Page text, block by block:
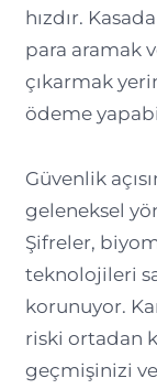
hızdır.
para aramak
çıkarmak
ödeme
Güvenlik
geleneksel
Şifreler,
teknolojileri
korunuyor.
riski ortadan
geçmişinizi ve